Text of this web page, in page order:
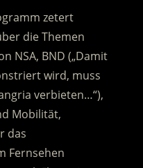
zetert
die Themen
NSA, BND („Damit
wird, muss
verbieten…“),
Mobilität,
das
Fernsehen